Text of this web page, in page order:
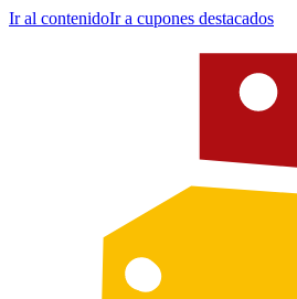
Ir al contenidoIr a cupones destacados